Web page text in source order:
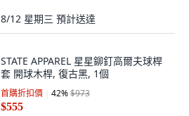
8/12 星期三 預計送達
STATE APPAREL 星星鉚釘高爾夫球桿
套 開球木桿, 復古黑, 1個
首購折扣價 42%$973
$555